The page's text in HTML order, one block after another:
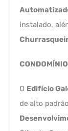
instalado,
O Edifício
de alto